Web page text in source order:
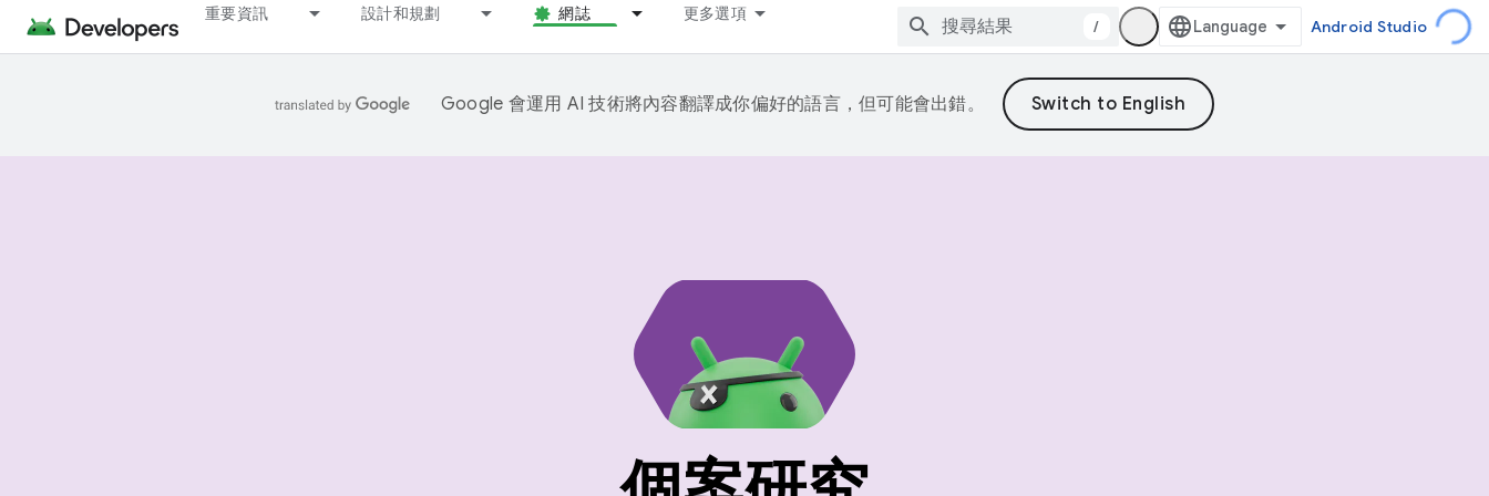
重要資訊 設計和規劃 網誌 更多選項
/ Android Studio
Google 會運用 AI 技術將內容翻譯成你偏好的語言，但可能會出錯。